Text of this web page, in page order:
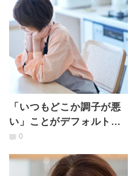
「いつもどこか調子が悪
い」ことがデフォルトの
日々をどう過ごすか
0